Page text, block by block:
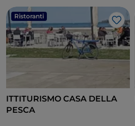
Ristoranti
Like
ITTITURISMO CASA DELLA
PESCA